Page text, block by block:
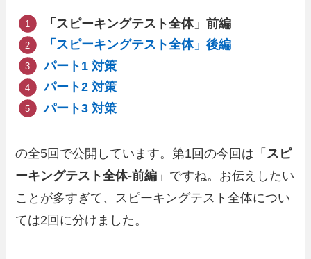
「スピーキングテスト全体」前編
「スピーキングテスト全体」後編
パート1 対策
パート2 対策
パート3 対策
の全5回で公開しています。第1回の今回は「 スピ
ーキングテスト全体-前編 」ですね。お伝えしたい
ことが多すぎて、スピーキングテスト全体につい
ては2回に分けました。